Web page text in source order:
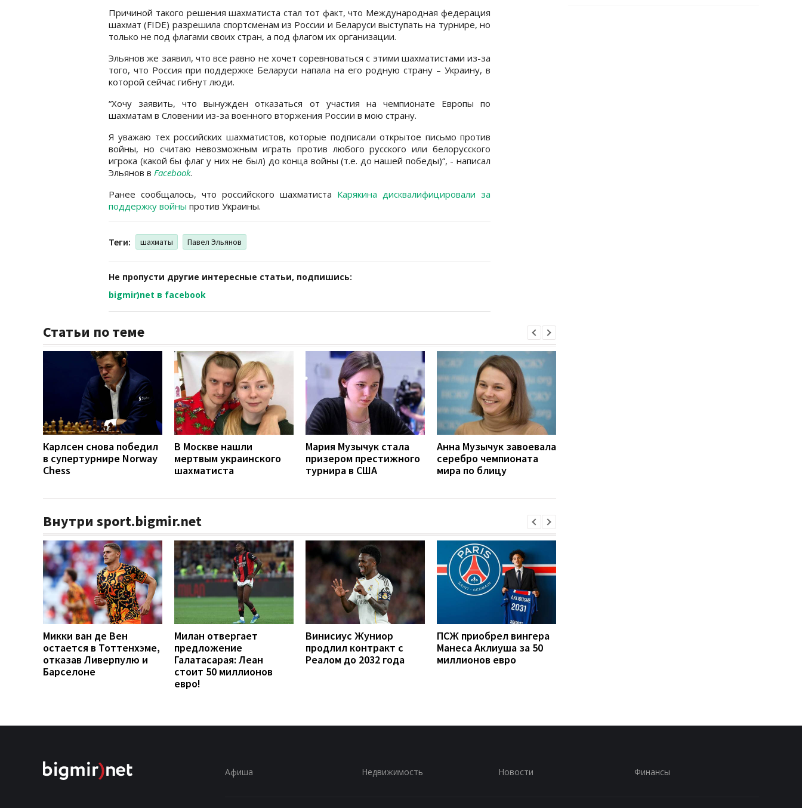
Причиной такого решения шахматиста стал тот факт, что Международная федерация
шахмат (FIDE) разрешила спортсменам из России и Беларуси выступать на турнире, но
только не под флагами своих стран, а под флагом их организации.
Эльянов же заявил, что все равно не хочет соревноваться с этими шахматистами из-за
того, что Россия при поддержке Беларуси напала на его родную страну – Украину, в
которой сейчас гибнут люди.
“Хочу заявить, что вынужден отказаться от участия на чемпионате Европы по
шахматам в Словении из-за военного вторжения России в мою страну.
Я уважаю тех российских шахматистов, которые подписали открытое письмо против
войны, но считаю невозможным играть против любого русского или белорусского
игрока (какой бы флаг у них не был) до конца войны (т.е. до нашей победы)“, - написал
Эльянов в Facebook.
Ранее сообщалось, что российского шахматиста Карякина дисквалифицировали за
поддержку войны против Украины.
Теги: шахматы Павел Эльянов
Не пропусти другие интересные статьи, подпишись:
bigmir)net в facebook
Статьи по теме
Карлсен снова победил
в супертурнире Norway
Chess
В Москве нашли
мертвым украинского
шахматиста
Мария Музычук стала
призером престижного
турнира в США
Анна Музычук завоевала
серебро чемпионата
мира по блицу
Внутри sport.bigmir.net
Микки ван де Вен
остается в Тоттенхэме,
отказав Ливерпулю и
Барселоне
Милан отвергает
предложение
Галатасарая: Леан
стоит 50 миллионов
евро!
Винисиус Жуниор
продлил контракт с
Реалом до 2032 года
ПСЖ приобрел вингера
Манеса Аклиуша за 50
миллионов евро
Афиша Недвижимость Новости Финансы